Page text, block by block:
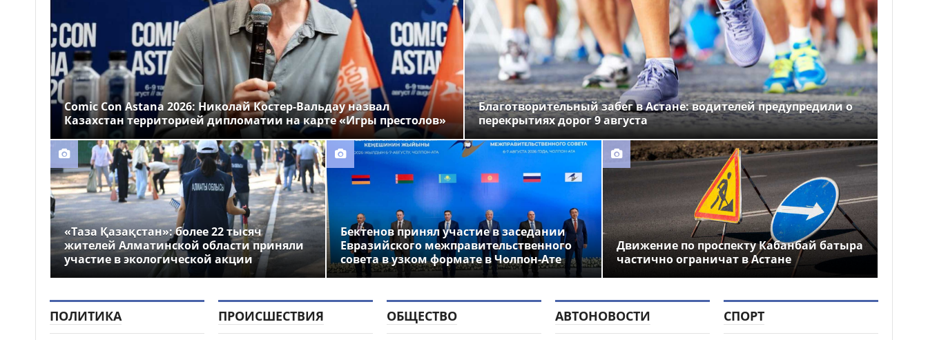
14:00
Более 1 млн тг: кому в
Казахстане предлагали
самые высокие зарплаты
12:55
Стало известно, на
какие специальности
выделили больше всего
грантов в Казахстане
Comic Con Astana 2026: Николай Костер-Вальдау назвал
Казахстан территорией дипломатии на карте «Игры престолов»
Благотворительный забег в Астане: водителей предупредили о
перекрытиях дорог 9 августа
«Таза Қазақстан»: более 22 тысяч
жителей Алматинской области приняли
участие в экологической акции
Бектенов принял участие в заседании
Евразийского межправительственного
совета в узком формате в Чолпон-Ате
Движение по проспекту Кабанбай батыра
частично ограничат в Астане
ПОЛИТИКА ПРОИСШЕСТВИЯ ОБЩЕСТВО АВТОНОВОСТИ СПОРТ